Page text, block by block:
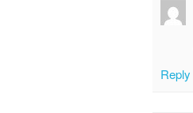
Reply